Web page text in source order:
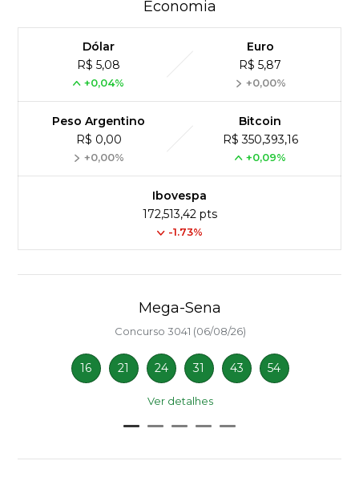
Economia
Dólar
R$ 5,08
+0,04%
Euro
R$ 5,87
+0,00%
Peso Argentino
R$ 0,00
+0,00%
Bitcoin
R$ 350,393,16
+0,09%
Ibovespa
172,513,42 pts
-1.73%
Mega-Sena
Concurso 3041 (06/08/26)
16 21 24 31 43 54
Ver detalhes